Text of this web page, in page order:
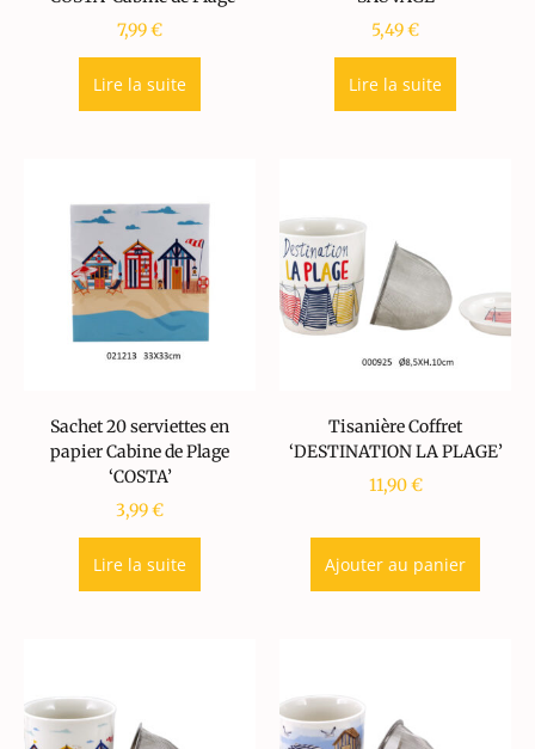
7,99€
Lire la suite
5,49€
Lire la suite
Sachet 20 serviettes en
papier Cabine de Plage
‘COSTA’
3,99€
Lire la suite
Tisanière Coffret
‘DESTINATION LA PLAGE’
11,90€
Ajouter au panier